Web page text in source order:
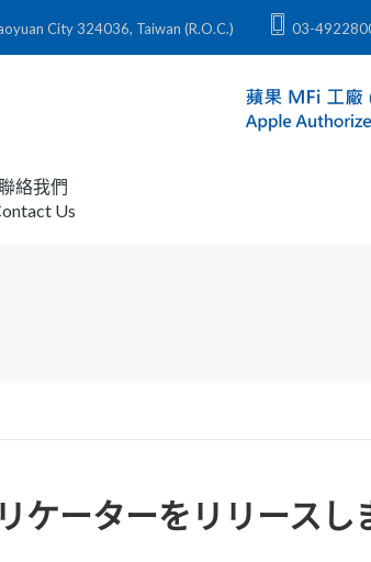
City 324036, Taiwan (R.O.C.) 03-
絡我們
Us
ケーターをリリースし